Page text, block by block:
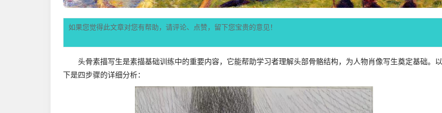
如果您觉得此文章对您有帮助，请评论、点赞，留下您宝贵的意见！
头骨素描写生是素描基础训练中的重要内容，它能帮助学习者理解头部骨骼结构，为人物肖像写生奠定基础。以
下是四步骤的详细分析：